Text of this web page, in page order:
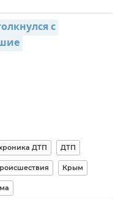
с
ДТП ДТП
Крым